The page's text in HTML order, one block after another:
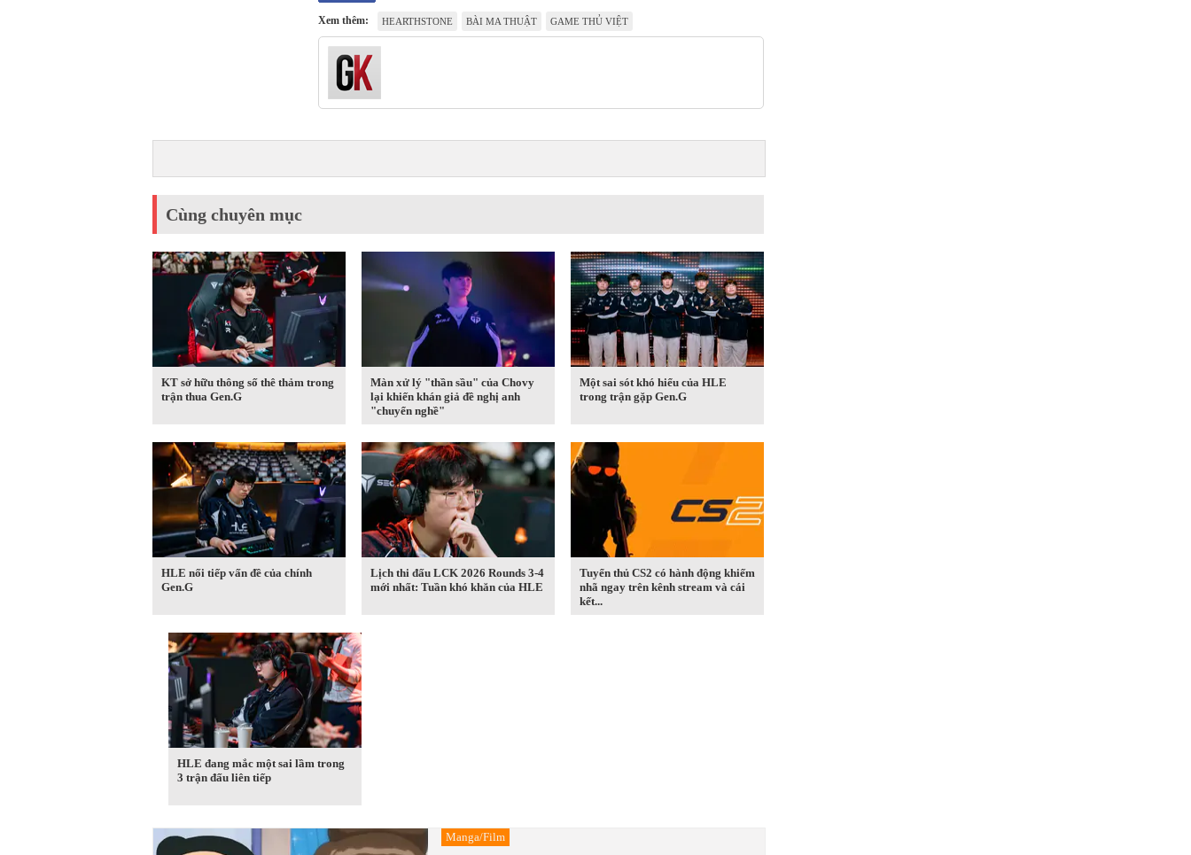
Xem thêm: HEARTHSTONE BÀI MA THUẬT GAME THỦ VIỆT
Cùng chuyên mục
KT sở hữu thông số thê thảm trong
trận thua Gen.G
Màn xử lý "thần sầu" của Chovy
lại khiến khán giả đề nghị anh
"chuyển nghề"
Một sai sót khó hiểu của HLE
trong trận gặp Gen.G
HLE nối tiếp vấn đề của chính
Gen.G
Lịch thi đấu LCK 2026 Rounds 3-4
mới nhất: Tuần khó khăn của HLE
Tuyển thủ CS2 có hành động khiếm
nhã ngay trên kênh stream và cái
kết...
HLE đang mắc một sai lầm trong
3 trận đấu liên tiếp
Manga/Film